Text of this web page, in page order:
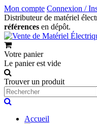
Mon compte Connexion /
Distributeur de matériel
références en dépôt.
Votre panier
Le panier est vide
Trouver un produit
Accueil